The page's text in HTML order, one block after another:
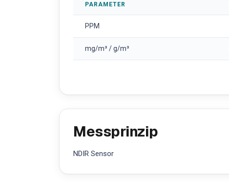
PARAMETER
PPM
mg/m³ / g/m³
Messprinzip
NDIR Sensor